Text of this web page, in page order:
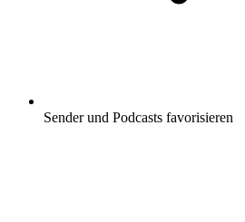
Sender und Podcasts favorisieren